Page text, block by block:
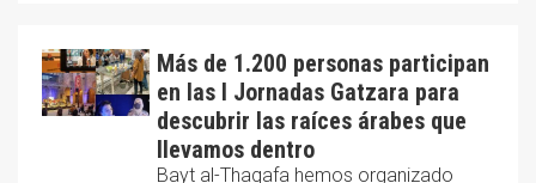
Más de 1.200 personas participan
en las I Jornadas Gatzara para
descubrir las raíces árabes que
llevamos dentro
Bayt al-Thaqafa hemos organizado